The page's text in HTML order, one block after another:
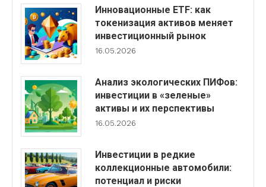
Инновационные ETF: как
токенизация активов меняет
инвестиционный рынок
16.05.2026
Анализ экологических ПИФов:
инвестиции в «зеленые»
активы и их перспективы
16.05.2026
Инвестиции в редкие
коллекционные автомобили:
потенциал и риски